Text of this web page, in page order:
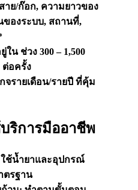
ย/ก๊อก, ความยาวของ
องระบบ, สถานที่,
น ช่วง 300 – 1,500
ต่อครั้ง
จรายเดือน/รายปี ที่คุ้ม
ริการมืออาชีพ
ช้น้ำยาและอุปกรณ์
ตรฐาน